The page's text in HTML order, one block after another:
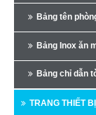
Bảng tên
Bảng Inox ăn
Bảng chỉ dẫn
TRANG THIẾT